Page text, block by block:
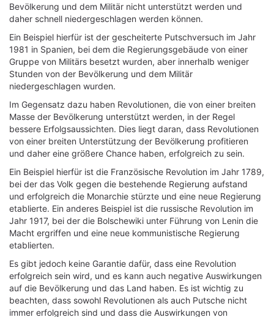
Bevölkerung und dem Militär nicht unterstützt werden und
daher schnell niedergeschlagen werden können.
Ein Beispiel hierfür ist der gescheiterte Putschversuch im Jahr
1981 in Spanien, bei dem die Regierungsgebäude von einer
Gruppe von Militärs besetzt wurden, aber innerhalb weniger
Stunden von der Bevölkerung und dem Militär
niedergeschlagen wurden.
Im Gegensatz dazu haben Revolutionen, die von einer breiten
Masse der Bevölkerung unterstützt werden, in der Regel
bessere Erfolgsaussichten. Dies liegt daran, dass Revolutionen
von einer breiten Unterstützung der Bevölkerung profitieren
und daher eine größere Chance haben, erfolgreich zu sein.
Ein Beispiel hierfür ist die Französische Revolution im Jahr 1789,
bei der das Volk gegen die bestehende Regierung aufstand
und erfolgreich die Monarchie stürzte und eine neue Regierung
etablierte. Ein anderes Beispiel ist die russische Revolution im
Jahr 1917, bei der die Bolschewiki unter Führung von Lenin die
Macht ergriffen und eine neue kommunistische Regierung
etablierten.
Es gibt jedoch keine Garantie dafür, dass eine Revolution
erfolgreich sein wird, und es kann auch negative Auswirkungen
auf die Bevölkerung und das Land haben. Es ist wichtig zu
beachten, dass sowohl Revolutionen als auch Putsche nicht
immer erfolgreich sind und dass die Auswirkungen von